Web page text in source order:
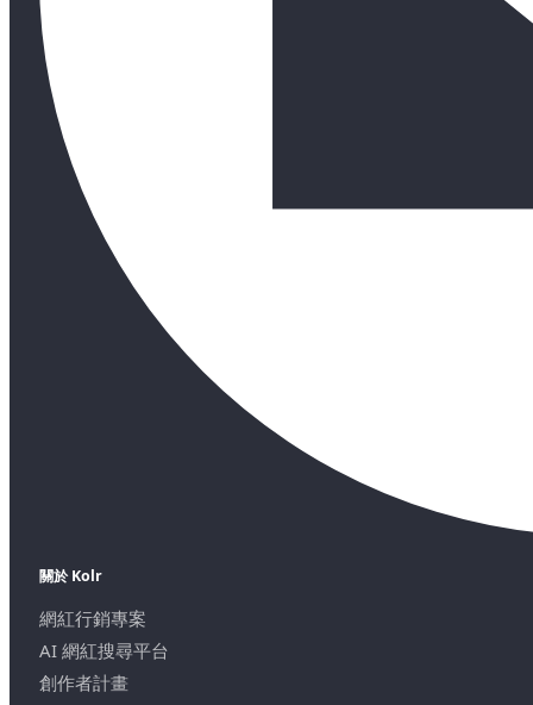
關於 Kolr
網紅行銷專案
AI 網紅搜尋平台
創作者計畫